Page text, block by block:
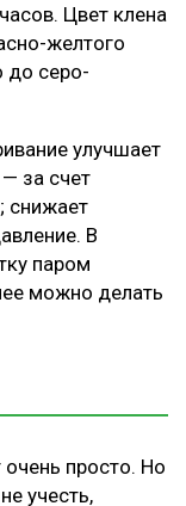
Цвет клена
желтого
до серо-
улучшает
за счет
снижает
В
паром
можно делать
просто. Но
учесть,